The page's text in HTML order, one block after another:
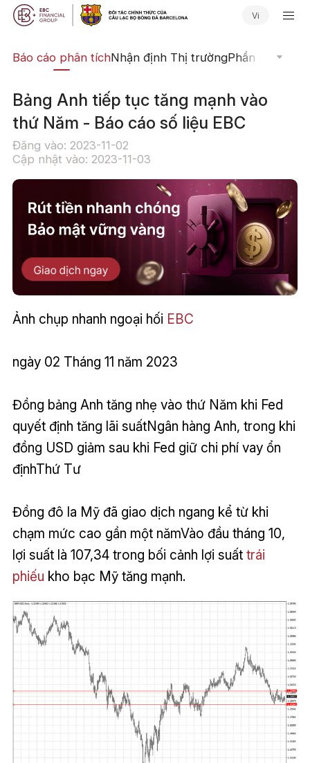
Vi
Báo cáo phân tíchNhận định Thị trườngPhần mềm
Bảng Anh tiếp tục tăng mạnh vào
thứ Năm - Báo cáo số liệu EBC
Đăng vào: 2023-11-02
Cập nhật vào: 2023-11-03
Ảnh chụp nhanh ngoại hối EBC
ngày 02 Tháng 11 năm 2023
Đồng bảng Anh tăng nhẹ vào thứ Năm khi Fed
quyết định tăng lãi suấtNgân hàng Anh, trong khi
đồng USD giảm sau khi Fed giữ chi phí vay ổn
địnhThứ Tư
Đồng đô la Mỹ đã giao dịch ngang kể từ khi
chạm mức cao gần một nămVào đầu tháng 10,
lợi suất là 107,34 trong bối cảnh lợi suất trái
phiếu kho bạc Mỹ tăng mạnh.